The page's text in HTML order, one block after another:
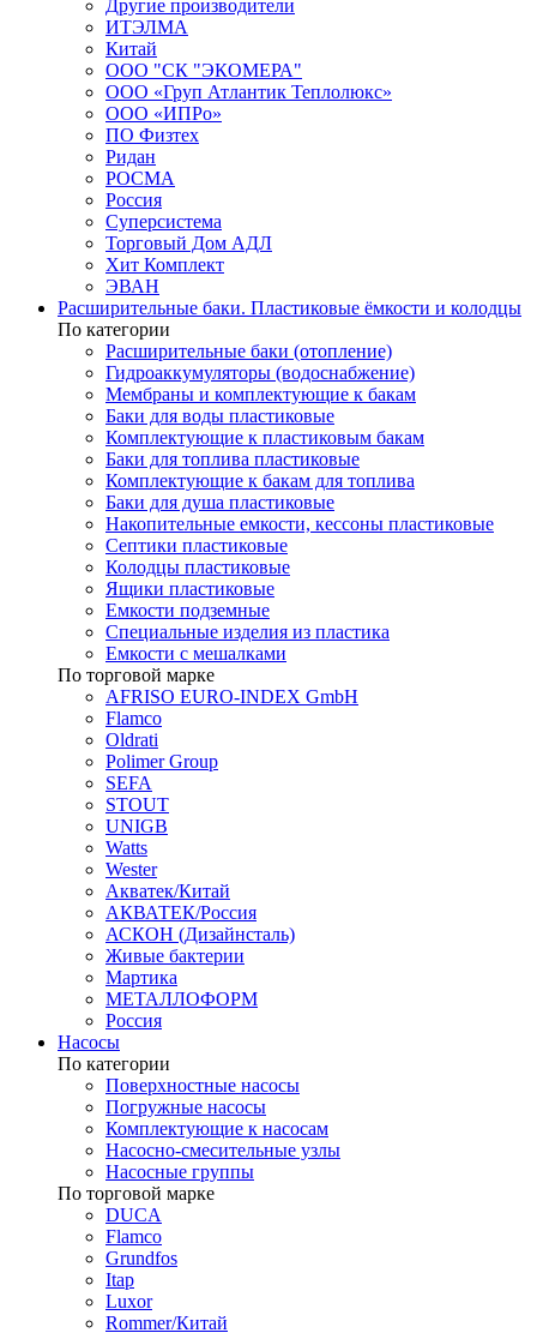
Другие производители
ИТЭЛМА
Китай
ООО "СК "ЭКОМЕРА"
ООО «Груп Атлантик Теплолюкс»
ООО «ИПРо»
ПО Физтех
Ридан
РОСМА
Россия
Суперсистема
Торговый Дом АДЛ
Хит Комплект
ЭВАН
Расширительные баки. Пластиковые ёмкости и колодцы
По категории
Расширительные баки (отопление)
Гидроаккумуляторы (водоснабжение)
Мембраны и комплектующие к бакам
Баки для воды пластиковые
Комплектующие к пластиковым бакам
Баки для топлива пластиковые
Комплектующие к бакам для топлива
Баки для душа пластиковые
Накопительные емкости, кессоны пластиковые
Септики пластиковые
Колодцы пластиковые
Ящики пластиковые
Емкости подземные
Специальные изделия из пластика
Емкости с мешалками
По торговой марке
AFRISO EURO-INDEX GmbH
Flamco
Oldrati
Polimer Group
SEFA
STOUT
UNIGB
Watts
Wester
Акватек/Китай
АКВАТЕК/Россия
АСКОН (Дизайнсталь)
Живые бактерии
Мартика
МЕТАЛЛОФОРМ
Россия
Насосы
По категории
Поверхностные насосы
Погружные насосы
Комплектующие к насосам
Насосно-смесительные узлы
Насосные группы
По торговой марке
DUCA
Flamco
Grundfos
Itap
Luxor
Rommer/Китай